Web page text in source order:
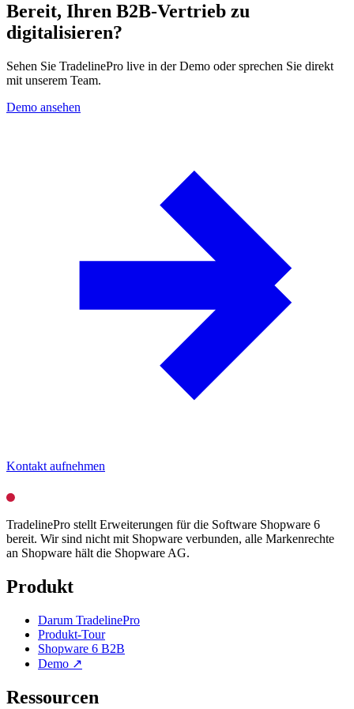
Bereit, Ihren B2B-Vertrieb zu
digitalisieren?
Sehen Sie TradelinePro live in der Demo oder sprechen Sie direkt
mit unserem Team.
Demo ansehen
Kontakt aufnehmen
TradelinePro stellt Erweiterungen für die Software Shopware 6
bereit. Wir sind nicht mit Shopware verbunden, alle Markenrechte
an Shopware hält die Shopware AG.
Produkt
Darum TradelinePro
Produkt-Tour
Shopware 6 B2B
Demo ↗
Ressourcen